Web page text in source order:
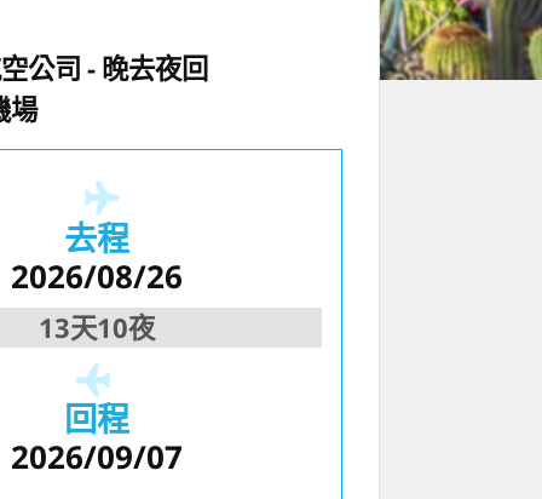
公司
晚去夜回
場
去程
2026/08/26
13天10夜
回程
2026/09/07